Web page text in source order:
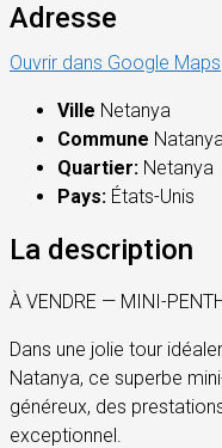
Adresse
Ouvrir dans Google Maps
Ville Netanya
Commune
Quartier: Netanya
Pays: États-Unis
La description
À VENDRE — MINI-
Dans une jolie tour
Natanya, ce superbe
généreux, des
exceptionnel.